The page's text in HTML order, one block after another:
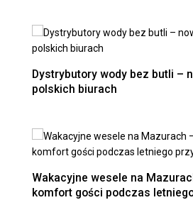
Dystrybutory wody bez butli –
polskich biurach
Wakacyjne wesele na
komfort gości podczas